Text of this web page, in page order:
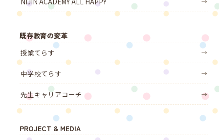
既存教育の変革
授業てらす
→
中学校てらす →
先生キャリアコーチ →
PROJECT & MEDIA